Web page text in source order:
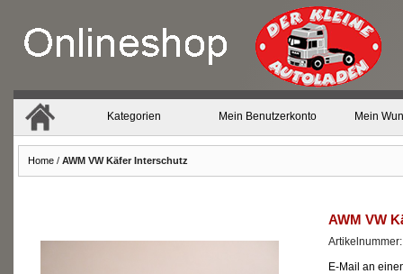
Kategorien Mein Benutzerkonto Mein
Home / AWM VW Käfer Interschutz
AWM VW
E-Mail an